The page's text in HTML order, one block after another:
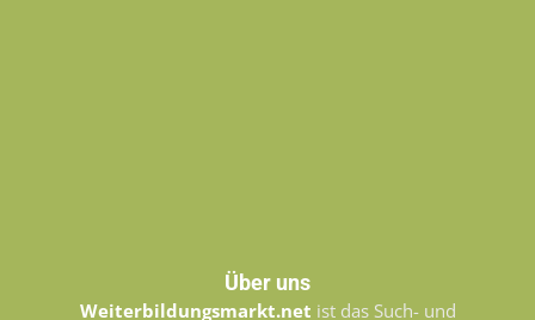
Über uns
Weiterbildungsmarkt.net ist das Such- und